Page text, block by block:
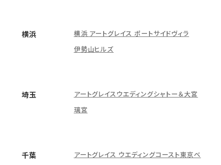
横浜
横浜 アートグレイス ポートサイドヴィラ
伊勢山ヒルズ
埼玉
アートグレイスウエディングシャトー＆大宮
璃宮
千葉
アートグレイス ウエディングコースト東京ベ